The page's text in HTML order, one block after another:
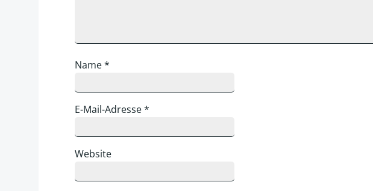
Name*
E-Mail-Adresse*
Website